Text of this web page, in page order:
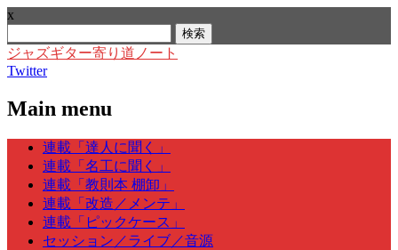
x
索:
ジャズギター寄り道ノート
Twitter
Main menu
Skip
content
連載「達人に聞く」
連載「名工に聞く」
連載「教則本 棚卸」
連載「改造／メンテ」
連載「ピックケース」
セッション／ライブ／音源